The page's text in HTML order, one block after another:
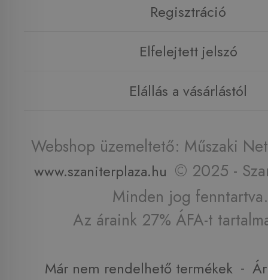
Regisztráció
Elfelejtett jelszó
Elállás a vásárlástól
Webshop üzemeltető: Műszaki
www.szaniterplaza.hu © 2025 -
Minden jog fenntartva.
Az áraink 27% ÁFA-t
Már nem rendelhető termékek -